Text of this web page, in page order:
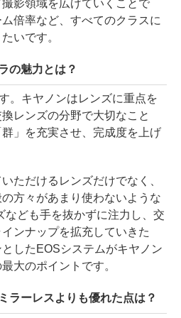
影領域を広げていくことで
倍率など、すべてのクラスに
いです。
の魅力とは？
。キヤノンはレンズに重点を
レンズの分野で大切なこと
」を充実させ、完成度を上げ
ただけるレンズだけでなく、
方々があまり使わないような
なども手を抜かずに注力し、交
ンナップを拡充していきた
したEOSシステムがキヤノン
大のポイントです。
ラーレスよりも優れた点は？